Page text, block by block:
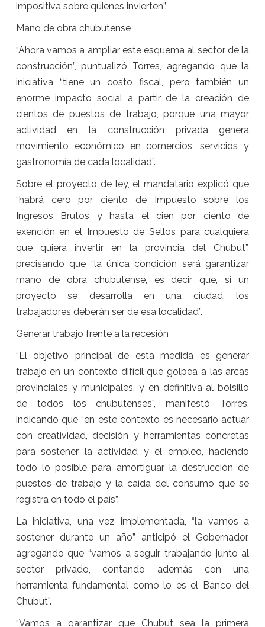
impositiva sobre quienes invierten”.
Mano de obra chubutense
“Ahora vamos a ampliar este esquema al sector de la
construcción”, puntualizó Torres, agregando que la
iniciativa “tiene un costo fiscal, pero también un
enorme impacto social a partir de la creación de
cientos de puestos de trabajo, porque una mayor
actividad en la construcción privada genera
movimiento económico en comercios, servicios y
gastronomía de cada localidad”.
Sobre el proyecto de ley, el mandatario explicó que
“habrá cero por ciento de Impuesto sobre los
Ingresos Brutos y hasta el cien por ciento de
exención en el Impuesto de Sellos para cualquiera
que quiera invertir en la provincia del Chubut”,
precisando que “la única condición será garantizar
mano de obra chubutense, es decir que, si un
proyecto se desarrolla en una ciudad, los
trabajadores deberán ser de esa localidad”.
Generar trabajo frente a la recesión
“El objetivo principal de esta medida es generar
trabajo en un contexto difícil que golpea a las arcas
provinciales y municipales, y en definitiva al bolsillo
de todos los chubutenses”, manifestó Torres,
indicando que “en este contexto es necesario actuar
con creatividad, decisión y herramientas concretas
para sostener la actividad y el empleo, haciendo
todo lo posible para amortiguar la destrucción de
puestos de trabajo y la caída del consumo que se
registra en todo el país”.
La iniciativa, una vez implementada, “la vamos a
sostener durante un año”, anticipó el Gobernador,
agregando que “vamos a seguir trabajando junto al
sector privado, contando además con una
herramienta fundamental como lo es el Banco del
Chubut”.
“Vamos a garantizar que Chubut sea la primera